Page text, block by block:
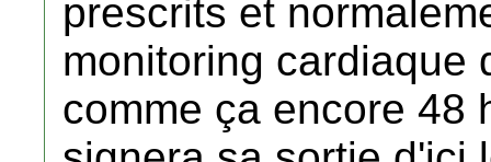
prescrits et
monitoring cardiaque
comme ça encore 48